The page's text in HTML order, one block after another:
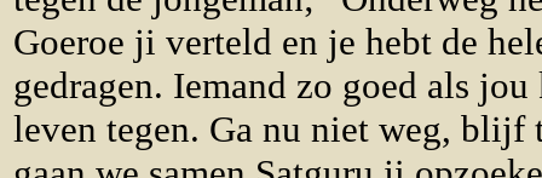
Goeroe ji verteld en je hebt de
gedragen. Iemand zo goed als
leven tegen. Ga nu niet weg, blijf